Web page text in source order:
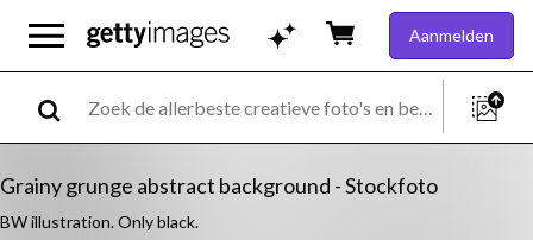
Aanmelden
Grainy grunge abstract background - Stockfoto
BW illustration. Only black.